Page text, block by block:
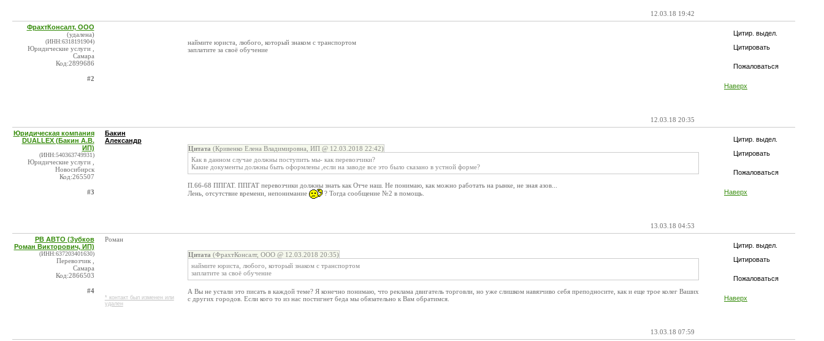
12.03.18 19:42
Цитир. выдел.
Цитировать
Пожаловаться
Наверх
ФрахтКонсалт, ООО
(удалена)
(ИНН:6318191904)
Юридические услуги ,
Самара
Код:2899686
#2
наймите юриста, любого, который знаком с транспортом
заплатите за своё обучение
12.03.18 20:35
Цитир. выдел.
Цитировать
Пожаловаться
Наверх
Юридическая компания
DUALLEX (Бакин А.В.
ИП)
(ИНН:540363749931)
Юридические услуги ,
Новосибирск
Код:265507
#3
Бакин
Александр
Цитата (Кривенко Елена Владимировна, ИП @ 12.03.2018 22:42)
Как в данном случае должны поступить мы- как перевозчики?
Какие документы должны быть оформлены ,если на заводе все это было сказано в устной форме?
П.66-68 ППГАТ. ППГАТ перевозчики должны знать как Отче наш. Не понимаю, как можно работать на рынке, не зная азов...
Лень, отсутствие времени, непонимание
? Тогда сообщение №2 в помощь.
13.03.18 04:53
Цитир. выдел.
Цитировать
Пожаловаться
Наверх
РВ АВТО (Зубков
Роман Викторович, ИП)
(ИНН:637203401630)
Перевозчик ,
Самара
Код:2866503
#4
Роман
* контакт был изменен или
удален
Цитата (ФрахтКонсалт, ООО @ 12.03.2018 20:35)
наймите юриста, любого, который знаком с транспортом
заплатите за своё обучение
А Вы не устали это писать в каждой теме? Я конечно понимаю, что реклама двигатель торговли, но уже слишком навязчиво себя преподносите, как и еще трое колег Ваших
с других городов. Если кого то из нас постигнет беда мы обязательно к Вам обратимся.
13.03.18 07:59